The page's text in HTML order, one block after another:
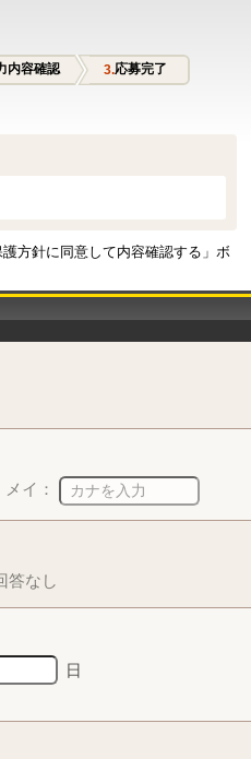
内容確認 応募完了
方針に同意して内容確認する」ボ
メイ：
答なし
日